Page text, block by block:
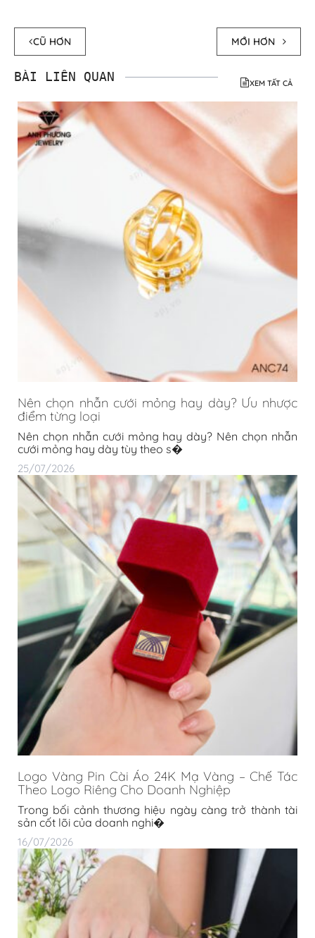
CŨ HƠN MỚI HƠN
XEM TẤT CẢ
BÀI LIÊN QUAN
Nên chọn nhẫn cưới mỏng hay dày? Ưu nhược
điểm từng loại
Nên chọn nhẫn cưới mỏng hay dày? Nên chọn nhẫn
cưới mỏng hay dày tùy theo s�
25/07/2026
Logo Vàng Pin Cài Áo 24K Mạ Vàng – Chế Tác
Theo Logo Riêng Cho Doanh Nghiệp
Trong bối cảnh thương hiệu ngày càng trở thành tài
sản cốt lõi của doanh nghi�
16/07/2026